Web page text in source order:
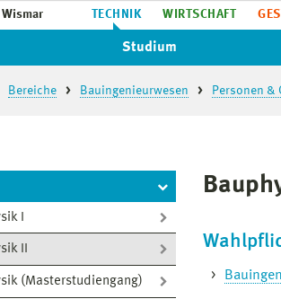
TECHNIK WIRTSCHAFT
Studium
Bereiche Bauingenieurwesen Personen &
I
II
(Masterstudiengang)